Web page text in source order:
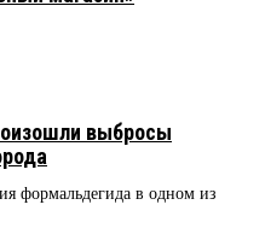
выбросы
формальдегида в одном из